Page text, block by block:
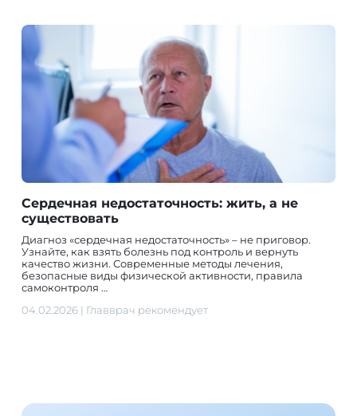
Сердечная недостаточность: жить, а не
существовать
Диагноз «сердечная недостаточность» – не приговор.
Узнайте, как взять болезнь под контроль и вернуть
качество жизни. Современные методы лечения,
безопасные виды физической активности, правила
самоконтроля …
04.02.2026| Главврач рекомендует